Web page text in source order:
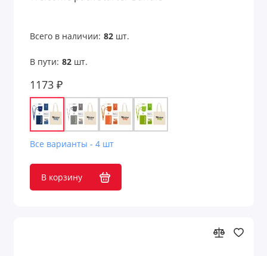
Подарки на День медицинского работника
Подарки на День Победы 9 мая
Подарки на День рождения компании
Подарки на День России 12 июня
Подарки на День энергетика 22 декабря
Подарки начальнику
Всего в наличии: 82шт.
В пути: 82шт.
1173 ₽
Все варианты - 4 шт
В корзину